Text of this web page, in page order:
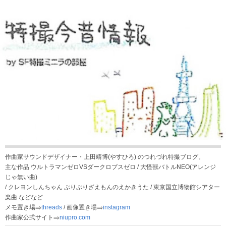
作曲家サウンドデザイナー・上田靖博(やすひろ) のつれづれ特撮ブログ。
主な作品 ウルトラマンゼロVSダークロプスゼロ / 大怪獣バトルNEO(アレンジ
じゃ無い曲)
/ クレヨンしんちゃん ぶりぶりざえもんのえかきうた / 東京国立博物館シアター
楽曲 などなど
メモ置き場⇒threads / 画像置き場⇒instagram
作曲家公式サイト⇒niupro.com